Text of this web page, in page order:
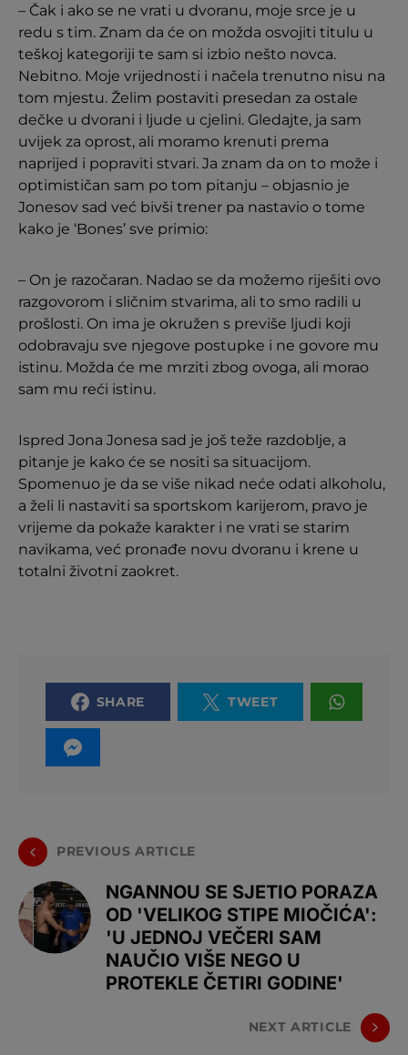
– Čak i ako se ne vrati u dvoranu, moje srce je u
redu s tim. Znam da će on možda osvojiti titulu u
teškoj kategoriji te sam si izbio nešto novca.
Nebitno. Moje vrijednosti i načela trenutno nisu na
tom mjestu. Želim postaviti presedan za ostale
dečke u dvorani i ljude u cjelini. Gledajte, ja sam
uvijek za oprost, ali moramo krenuti prema
naprijed i popraviti stvari. Ja znam da on to može i
optimističan sam po tom pitanju – objasnio je
Jonesov sad već bivši trener pa nastavio o tome
kako je ‘Bones’ sve primio:
– On je razočaran. Nadao se da možemo riješiti ovo
razgovorom i sličnim stvarima, ali to smo radili u
prošlosti. On ima je okružen s previše ljudi koji
odobravaju sve njegove postupke i ne govore mu
istinu. Možda će me mrziti zbog ovoga, ali morao
sam mu reći istinu.
Ispred Jona Jonesa sad je još teže razdoblje, a
pitanje je kako će se nositi sa situacijom.
Spomenuo je da se više nikad neće odati alkoholu,
a želi li nastaviti sa sportskom karijerom, pravo je
vrijeme da pokaže karakter i ne vrati se starim
navikama, već pronađe novu dvoranu i krene u
totalni životni zaokret.
SHARE TWEET
PREVIOUS ARTICLE
NGANNOU SE SJETIO PORAZA
OD 'VELIKOG STIPE MIOČIĆA':
'U JEDNOJ VEČERI SAM
NAUČIO VIŠE NEGO U
PROTEKLE ČETIRI GODINE'
NEXT ARTICLE